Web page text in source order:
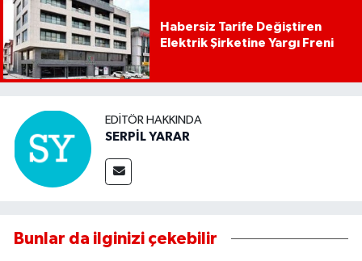
Habersiz Tarife Değiştiren
Elektrik Şirketine Yargı Freni
EDITÖR HAKKINDA
SERPİL YARAR
Bunlar da ilginizi çekebilir